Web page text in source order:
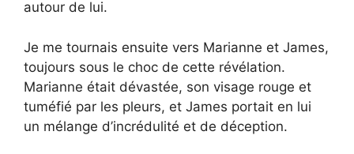
autour de lui.
Je me tournais ensuite vers Marianne et James,
toujours sous le choc de cette révélation.
Marianne était dévastée, son visage rouge et
tuméfié par les pleurs, et James portait en lui
un mélange d’incrédulité et de déception.